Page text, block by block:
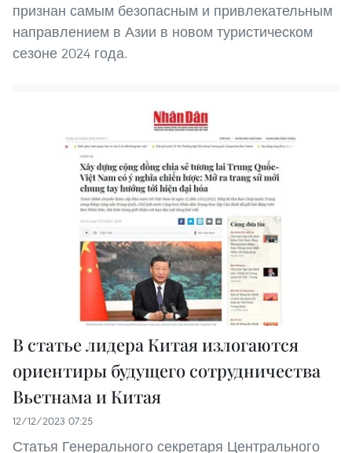
признан самым безопасным и привлекательным
направлением в Азии в новом туристическом
сезоне 2024 года.
В статье лидера Китая излогаются
ориентиры будущего сотрудничества
Вьетнама и Китая
12/12/2023 07:25
Статья Генерального секретаря Центрального